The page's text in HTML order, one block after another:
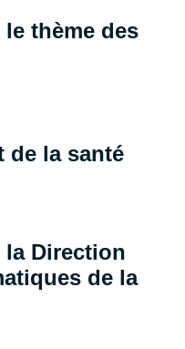
thème des
de la santé
Direction
de la